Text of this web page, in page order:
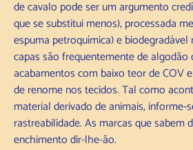
de cavalo pode ser um argumento
que se substitui menos), processada
espuma petroquímica) e
capas são frequentemente de
acabamentos com baixo teor de COV
de renome nos tecidos. Tal como
material derivado de animais, informe-
rastreabilidade. As marcas que sabem
enchimento dir-lhe-ão.